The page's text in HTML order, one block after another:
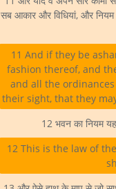
सब आकार और विधियां, और
11 And if they be
fashion thereof, and
and all the
their sight, that they
12 भवन का नियम
12 This is the law of